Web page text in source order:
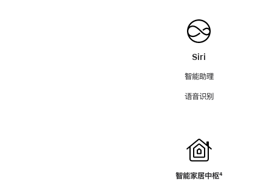
Siri
智能助理
语音识别
智能家居中枢脚
⁴